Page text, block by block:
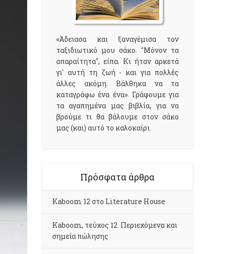
«Άδειασα και ξαναγέμισα τον
ταξιδιωτικό μου σάκο. "Μόνον τα
απαραίτητα", είπα. Κι ήταν αρκετά
γι' αυτή τη ζωή - και για πολλές
άλλες ακόμη. Βάλθηκα να τα
καταγράφω ένα ένα». Γράφουμε για
τα αγαπημένα μας βιβλία, για να
βρούμε τι θα βάλουμε στον σάκο
μας (και) αυτό το καλοκαίρι.
Πρόσφατα άρθρα
Kaboom 12 στο Literature House
Kaboom, τεύχος 12. Περιεχόμενα και
σημεία πώλησης